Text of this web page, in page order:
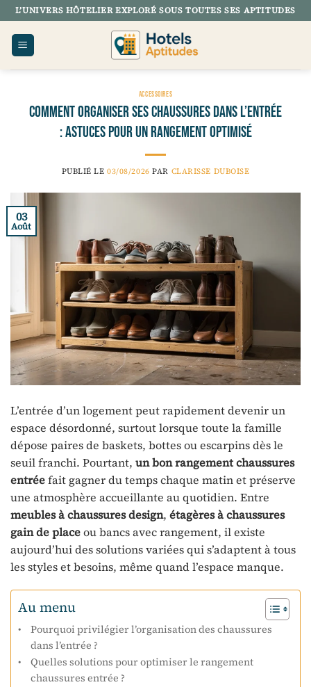
Passer
au
contenu
L’UNIVERS HÔTELIER EXPLORÉ SOUS TOUTES SES APTITUDES
ACCESSOIRES
Comment organiser ses chaussures dans l’entrée
: astuces pour un rangement optimisé
PUBLIÉ LE03/08/2026 PAR CLARISSE DUBOISE
03
Août
L’entrée d’un logement peut rapidement devenir un
espace désordonné, surtout lorsque toute la famille
dépose paires de baskets, bottes ou escarpins dès le
seuil franchi. Pourtant, un bon rangement chaussures
entréefait gagner du temps chaque matin et préserve
une atmosphère accueillante au quotidien. Entre
meubles à chaussures design, étagères à chaussures
gain de placeou bancs avec rangement, il existe
aujourd’hui des solutions variées qui s’adaptent à tous
les styles et besoins, même quand l’espace manque.
Au menu
Pourquoi privilégier l’organisation des chaussures
dans l’entrée ?
Quelles solutions pour optimiser le rangement
chaussures entrée ?